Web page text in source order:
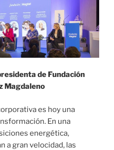
de Fundación
Magdaleno
es hoy una
En una
energética,
a gran velocidad, las